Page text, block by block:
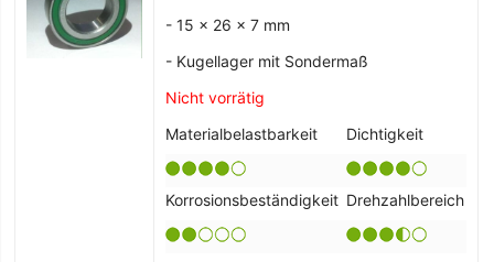
- 15 x 26 x 7 mm
- Kugellager mit Sondermaß
Nicht vorrätig
Materialbelastbarkeit
Dichtigkeit
Korrosionsbeständigkeit Drehzahlbereich